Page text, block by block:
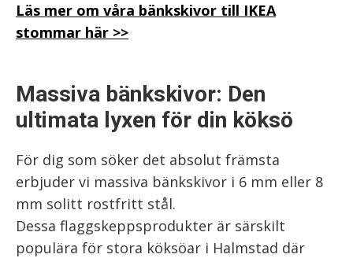
Läs mer om våra bänkskivor till IKEA
stommar här >>
Massiva bänkskivor: Den
ultimata lyxen för din köksö
För dig som söker det absolut främsta
erbjuder vi massiva bänkskivor i 6 mm eller 8
mm solitt rostfritt stål.
Dessa flaggskeppsprodukter är särskilt
populära för stora köksöar i Halmstad där